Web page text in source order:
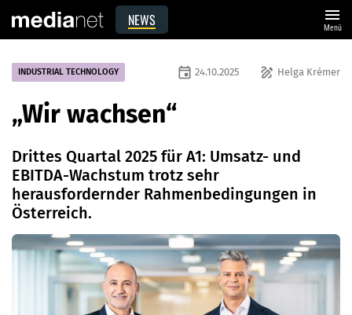
NEWS menu
Menü
INDUSTRIAL TECHNOLOGY draw Helga Krémer
event 24.10.2025
„Wir wachsen“
Drittes Quartal 2025 für A1: Umsatz- und
EBITDA-Wachstum trotz sehr
herausfordernder Rahmenbedingungen in
Österreich.